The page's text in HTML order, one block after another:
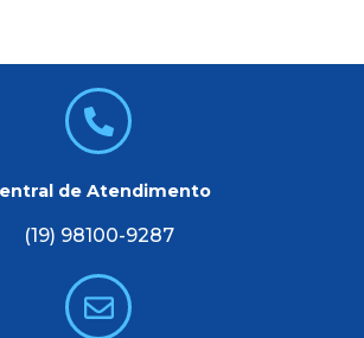
de Atendimento
(19) 98100-9287